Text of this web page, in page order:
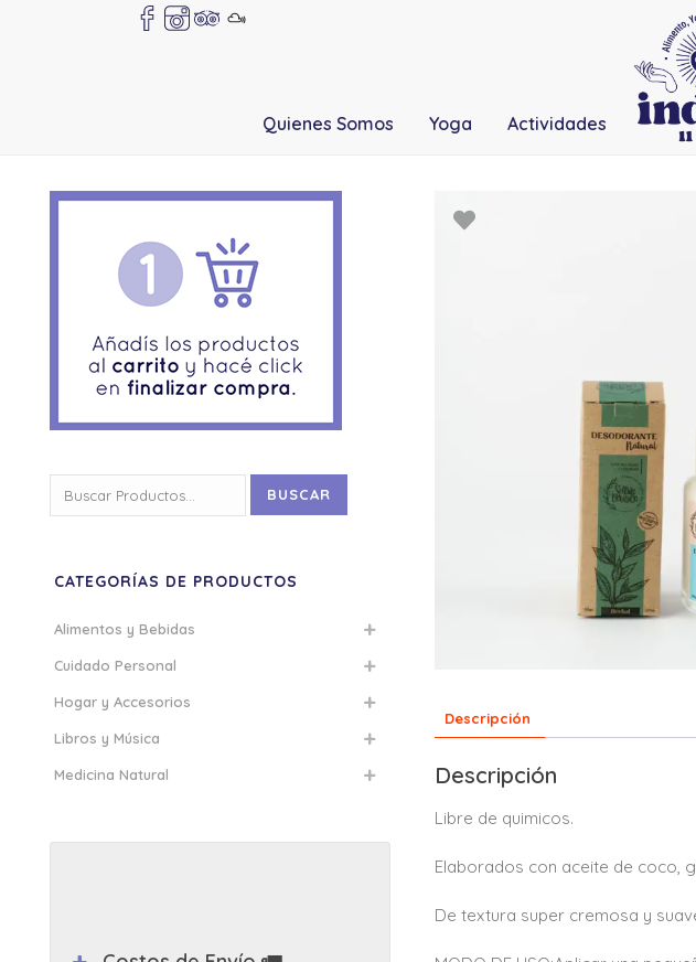
Quienes Somos Yoga Actividades
Descripción
Descripción
Libre de quimicos.
Elaborados con aceite de coco,
De textura super cremosa y
por:
BUSCAR
CATEGORÍAS DE PRODUCTOS
Alimentos y Bebidas
Cuidado Personal
Hogar y Accesorios
Libros y Música
Medicina Natural